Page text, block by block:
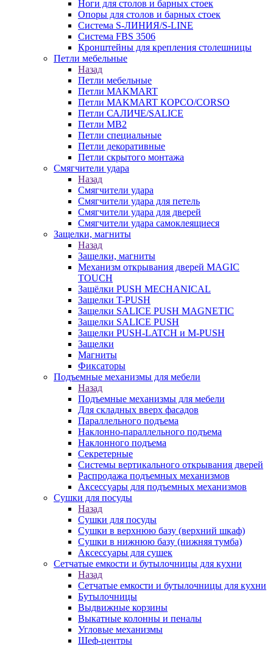
Ноги для столов и барных стоек
Опоры для столов и барных стоек
Система S-ЛИНИЯ/S-LINE
Система FBS 3506
Кронштейны для крепления столешницы
Петли мебельные
Назад
Петли мебельные
Петли MAKMART
Петли MAKMART КОРСО/CORSO
Петли САЛИЧЕ/SALICE
Петли MB2
Петли специальные
Петли декоративные
Петли скрытого монтажа
Смягчители удара
Назад
Смягчители удара
Смягчители удара для петель
Смягчители удара для дверей
Cмягчители удара самоклеящиеся
Защелки, магниты
Назад
Защелки, магниты
Механизм открывания дверей MAGIC
TOUCH
Защёлки PUSH MECHANICAL
Защелки T-PUSH
Защелки SALICE PUSH MAGNETIC
Защелки SALICE PUSH
Защелки PUSH-LATCH и M-PUSH
Защелки
Магниты
Фиксаторы
Подъемные механизмы для мебели
Назад
Подъемные механизмы для мебели
Для складных вверх фасадов
Параллельного подъема
Наклонно-параллельного подъема
Наклонного подъема
Секретерные
Системы вертикального открывания дверей
Распродажа подъемных механизмов
Аксессуары для подъемных механизмов
Сушки для посуды
Назад
Сушки для посуды
Сушки в верхнюю базу (верхний шкаф)
Сушки в нижнюю базу (нижняя тумба)
Аксессуары для сушек
Сетчатые емкости и бутылочницы для кухни
Назад
Сетчатые емкости и бутылочницы для кухни
Бутылочницы
Выдвижные корзины
Выкатные колонны и пеналы
Угловые механизмы
Шеф-центры